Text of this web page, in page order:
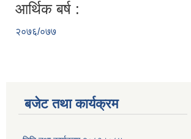
आर्थिक बर्ष :
२०७६/०७७
बजेट तथा कार्यक्रम